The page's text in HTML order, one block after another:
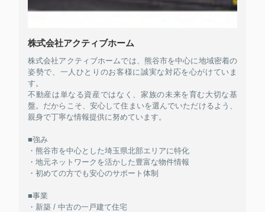
株式会社アクティブホーム
株式会社アクティブホームでは、熊谷市を中心に地域密着の
姿勢で、一人ひとりのお客様に誠実な対応を心がけていま
す。
不動産は単なる資産ではなく、家族の未来を育む大切な基
盤。だからこそ、安心して住まいを選んでいただけるよう、
親身で丁寧な情報提供に努めています。
■強み
・熊谷市を中心とした埼玉県北部エリアに特化
・地元ネットワークを活かした豊富な物件情報
・初めての方でも安心のサポート体制
■事業
・新築 / 中古の一戸建て住宅